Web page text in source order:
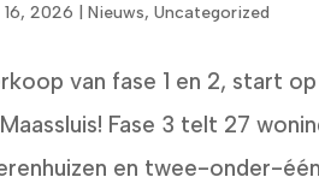
16, 2026 |Nieuws,Uncategorized
van fase 1 en 2, start
Fase 3 telt 27
en twee-onder-